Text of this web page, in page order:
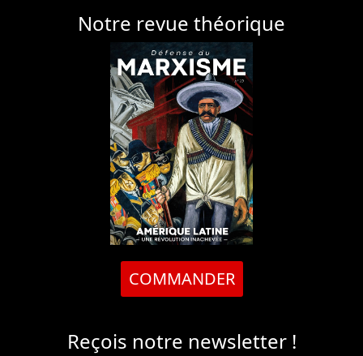
Notre revue théorique
COMMANDER
Reçois notre newsletter !